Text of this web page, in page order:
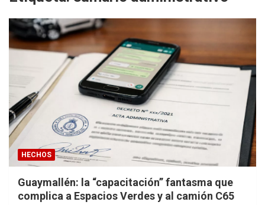
HECHOS
Guaymallén: la “capacitación” fantasma que
complica a Espacios Verdes y al camión C65